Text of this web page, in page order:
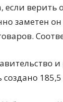
если
заметен
и